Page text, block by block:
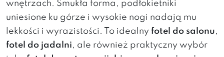
wnętrzach. Smukła forma, podłokietniki
uniesione ku górze i wysokie nogi nadają mu
lekkości i wyrazistości. To idealny fotel do salonu,
fotel do jadalni, ale również praktyczny wybór